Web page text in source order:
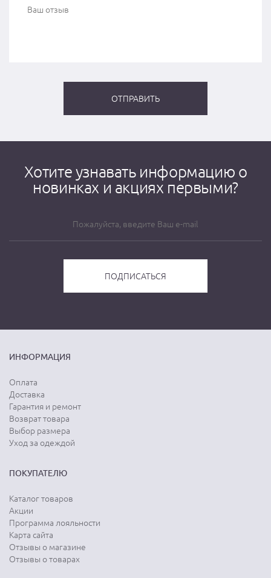
Хотите узнавать информацию о
новинках и акциях первыми?
ИНФОРМАЦИЯ
Оплата
Доставка
Гарантия и ремонт
Возврат товара
Выбор размера
Уход за одеждой
ПОКУПАТЕЛЮ
Каталог товаров
Акции
Программа лояльности
Карта сайта
Отзывы о магазине
Отзывы о товарах